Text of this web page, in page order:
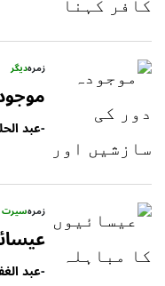
زمرہدیگر
-عبد
زمرہسیرت
-عبد